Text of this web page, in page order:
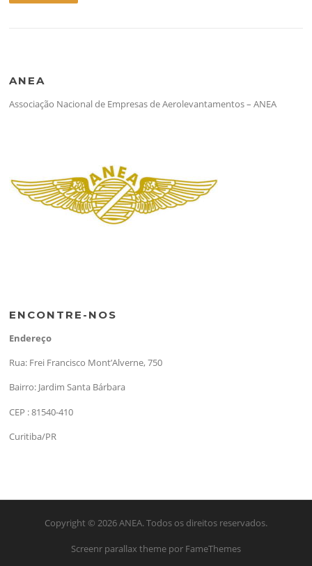
ANEA
Associação Nacional de Empresas de Aerolevantamentos – ANEA
ENCONTRE-NOS
Endereço
Rua: Frei Francisco Mont’Alverne, 750
Bairro: Jardim Santa Bárbara
CEP : 81540-410
Curitiba/PR
Copyright © 2026 ANEA. Todos os direitos reservados.
Screenr parallax theme por FameThemes